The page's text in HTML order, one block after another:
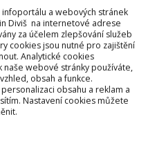
infoportálu a webových stránek
Diviš na internetové adrese
za účelem zlepšování služeb
cookies jsou nutné pro zajištění
Analytické cookies
webové stránky používáte,
obsah a funkce.
obsahu a reklam a
Nastavení cookies můžete